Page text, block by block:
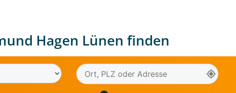
Hagen Lünen finden